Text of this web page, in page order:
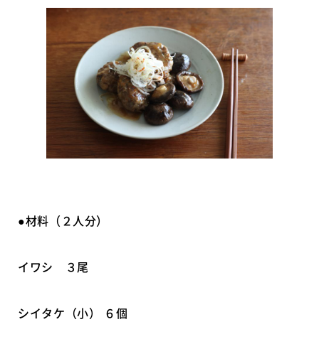
●材料（２人分）
イワシ ３尾
シイタケ（小） ６個